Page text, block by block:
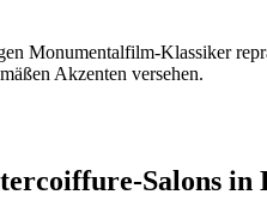
Monumentalfilm-Klassiker
Akzenten versehen.
Salons in